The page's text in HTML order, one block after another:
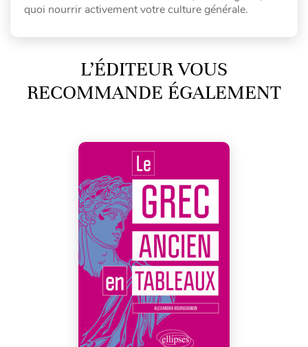
quoi nourrir activement votre culture générale.
L’ÉDITEUR VOUS
RECOMMANDE ÉGALEMENT